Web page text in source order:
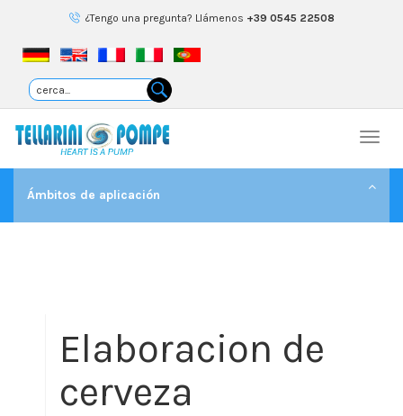
¿Tengo una pregunta? Llámenos +39 0545 22508
Ámbitos de aplicación
Elaboracion de
cerveza